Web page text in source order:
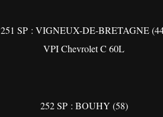
251 SP : VIGNEUX-DE-BRETAGNE
VPI Chevrolet C 60L
252 SP : BOUHY (58)